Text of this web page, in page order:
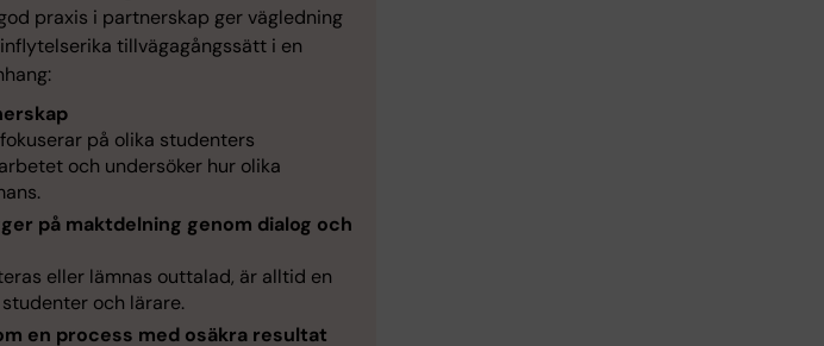
praxis i partnerskap ger vägledning
tillvägagångssätt i en
på olika studenters
och undersöker hur olika
på maktdelning genom dialog och
eller lämnas outtalad, är alltid en
och lärare.
en process med osäkra resultat